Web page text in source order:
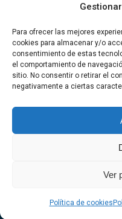
Para ofrecer las mejores
cookies para almacenar y/o
consentimiento de estas
el comportamiento de
sitio. No consentir o retirar el
negativamente a ciertas
Ver
Política de cookies
Redes Sociales
Síguenos en las redes
#Optimfred
#OptimfredIndustrial
#Climatizacion
Política de